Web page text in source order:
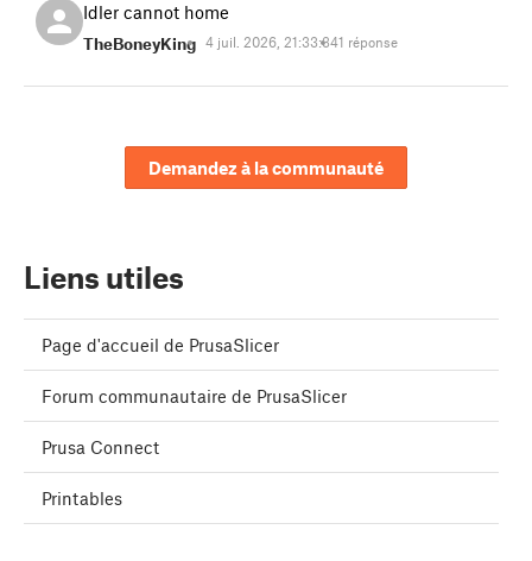
Idler cannot home
TheBoneyKing 4 juil. 2026, 21:33:341 réponse
Demandez à la communauté
Liens utiles
Page d'accueil de PrusaSlicer
Forum communautaire de PrusaSlicer
Prusa Connect
Printables